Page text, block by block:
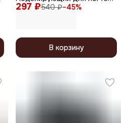
297 ₽540 ₽−45%
с хлопьями юки / Builder Gel
В корзину